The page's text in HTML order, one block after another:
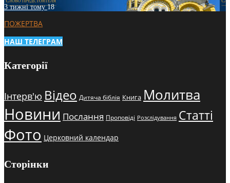
3 тижні тому18
ПОЖЕРТВА
НАШ ТЕЛЕГРАМ
Категорії
Інтерв'ю Відео Дитяча біблія Книга Молитва
Новини Послання Проповіді Розслідування Статті
Фото Церковний календар
Сторінки